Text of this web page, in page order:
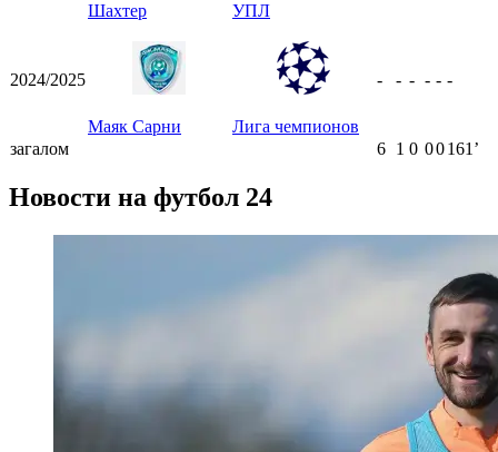
Шахтер УПЛ
2024/2025
Маяк Сарни Лига чемпионов
- - - - - -
загалом 6 1 0 00161ʼ
Новости на футбол 24